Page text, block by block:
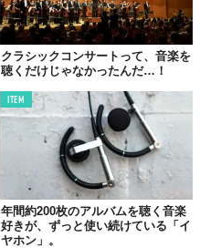
クラシックコンサートって、音楽を
聴くだけじゃなかったんだ…！
ITEM
年間約200枚のアルバムを聴く音楽
好きが、ずっと使い続けている「イ
ヤホン」。